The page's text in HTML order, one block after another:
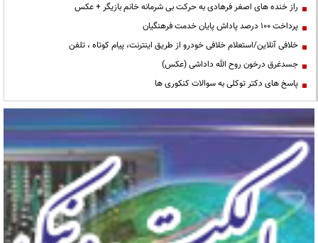
راز خنده های اصغر فرهادی به حرکت بی شرمانه خانم بازیگر + عکس
پرداخت ۱۰۰ درصد پاداش پایان خدمت فرهنگیان
خلافی آنلاین/استعلام خلافی خودرو از طریق اینترنت، پیام کوتاه ، تلفن
جسدغرق درخون روح الله داداشی (عکس)
پاسخ های دکتر توکلی به سوالات کنکوری ها